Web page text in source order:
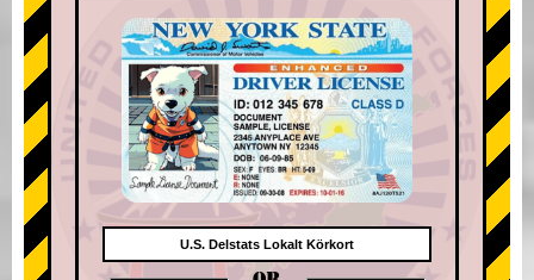
U.S. Delstats Lokalt Körkort